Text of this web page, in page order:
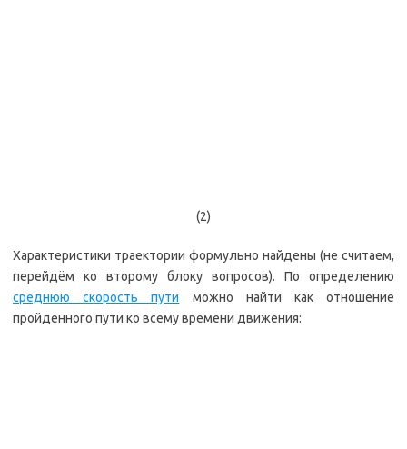
(2)
Характеристики траектории формульно найдены (не считаем,
перейдём ко второму блоку вопросов). По определению
среднюю скорость пути можно найти как отношение
пройденного пути ко всему времени движения: